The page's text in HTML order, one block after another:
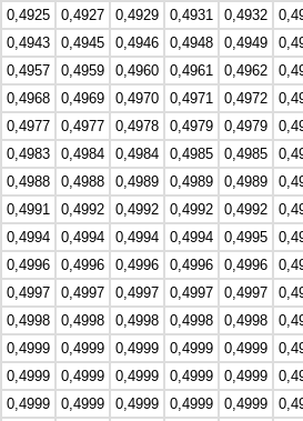
0,4925 0,4927 0,4929 0,4931 0,4932
0,4943 0,4945 0,4946 0,4948 0,4949
0,4957 0,4959 0,4960 0,4961 0,4962
0,4968 0,4969 0,4970 0,4971 0,4972
0,4977 0,4977 0,4978 0,4979 0,4979
0,4983 0,4984 0,4984 0,4985 0,4985
0,4988 0,4988 0,4989 0,4989 0,4989
0,4991 0,4992 0,4992 0,4992 0,4992
0,4994 0,4994 0,4994 0,4994 0,4995
0,4996 0,4996 0,4996 0,4996 0,4996
0,4997 0,4997 0,4997 0,4997 0,4997
0,4998 0,4998 0,4998 0,4998 0,4998
0,4999 0,4999 0,4999 0,4999 0,4999
0,4999 0,4999 0,4999 0,4999 0,4999
0,4999 0,4999 0,4999 0,4999 0,4999